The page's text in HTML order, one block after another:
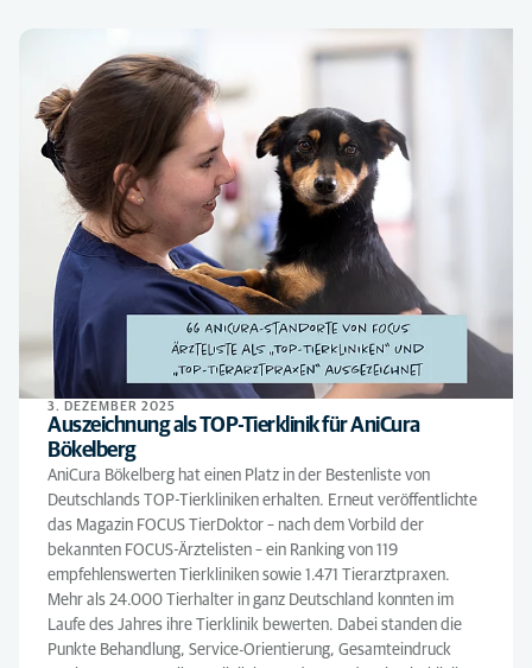
3. DEZEMBER 2025
Auszeichnung als TOP-Tierklinik für AniCura
Bökelberg
AniCura Bökelberg hat einen Platz in der Bestenliste von
Deutschlands TOP-Tierkliniken erhalten. Erneut veröffentlichte
das Magazin FOCUS TierDoktor – nach dem Vorbild der
bekannten FOCUS-Ärztelisten – ein Ranking von 119
empfehlenswerten Tierkliniken sowie 1.471 Tierarztpraxen.
Mehr als 24.000 Tierhalter in ganz Deutschland konnten im
Laufe des Jahres ihre Tierklinik bewerten. Dabei standen die
Punkte Behandlung, Service-Orientierung, Gesamteindruck